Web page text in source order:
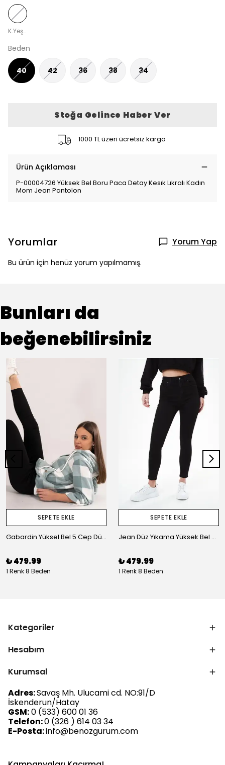
K.Yeşil Tint Mavi
Beden
40 42 36 38 34
Stoğa Gelince Haber Ver
1000 TL üzeri ücretsiz kargo
Ürün Açıklaması
P-00004726 Yüksek Bel Boru Paca Detay Kesık Lıkralı Kadın
Mom Jean Pantolon
Yorumlar Yorum Yap
Bu ürün için henüz yorum yapılmamış.
Bunları da
beğenebilirsiniz
SEPETE EKLE
Gabardin Yüksel Bel 5 Cep Düz Renk Dar Paça Kadın Pantolon
₺ 479.99
1 Renk 8 Beden
SEPETE EKLE
Jean Düz Yıkama Yüksek Bel Dar Paça Kadın Jean Pantolon
₺ 479.99
1 Renk 8 Beden
Kategoriler
Hesabım
Kurumsal
Adres:Savaş Mh. Ulucami cd. NO:91/D
İskenderun/Hatay
GSM:0 (533) 600 01 36
Telefon:0 (326 ) 614 03 34
E-Posta:info@benozgurum.com